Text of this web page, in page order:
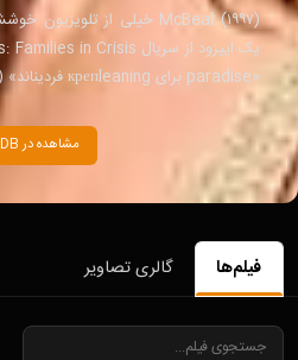
«paradise برای крепleaning فردیناند» (
مشاهده در IMDB
فیلم‌ها گالری تصاویر